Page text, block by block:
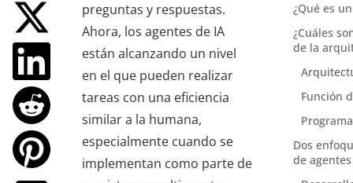
preguntas y respuestas.
Ahora, los agentes de IA
están alcanzando un nivel
en el que pueden realizar
tareas con una eficiencia
similar a la humana,
especialmente cuando se
implementan como parte de
¿Qué es
¿Cuáles
de la
Función
Dos
de